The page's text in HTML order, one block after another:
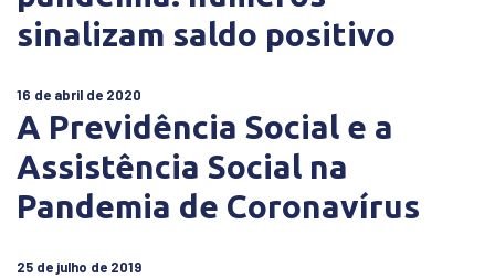
sinalizam saldo positivo
16 de abril de 2020
A Previdência Social e a
Assistência Social na
Pandemia de Coronavírus
25 de julho de 2019